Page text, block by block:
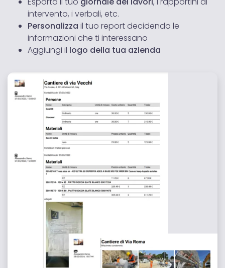
pubblicità e social media, i quali potrebbero combinarle
con altre informazioni che hai fornito loro o che hanno
raccolto dal tuo utilizzo dei loro servizi.
intervento, i verbali, etc.
Personalizza il tuo report decidendo le
informazioni che ti interessano
Aggiungi il logo della tua azienda